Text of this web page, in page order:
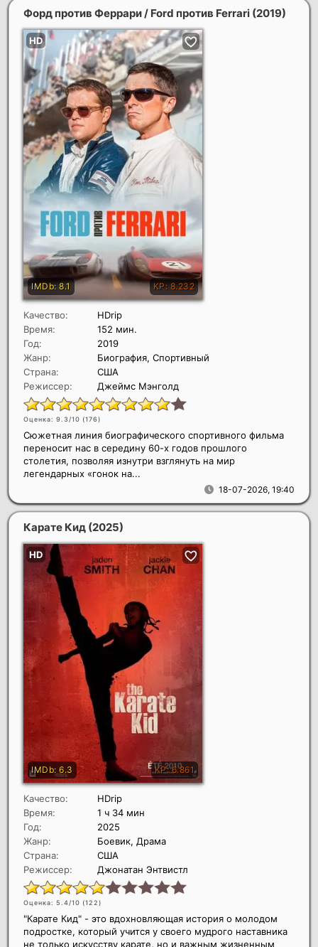
Форд против Феррари / Ford против Ferrari (2019)
Качество:
HDrip
Время:
152 мин.
Год:
2019
Жанр:
Биография, Спортивный
Страна:
США
Режиссер:
Джеймс Мэнголд
Оценка: 9.3/10 (176)
18-07-2026, 19:40
Сюжетная линия биографического спортивного фильма
переносит нас в середину 60-х годов прошлого
столетия, позволяя изнутри взглянуть на мир
легендарных «гонок на...
Карате Кид (2025)
Качество:
HDrip
Время:
1 ч 34 мин
Год:
2025
Жанр:
Боевик, Драма
Страна:
США
Режиссер:
Джонатан Энтвистл
Оценка: 5.4/10 (122)
"Карате Кид" - это вдохновляющая история о молодом
подростке, который учится у своего мудрого наставника
не только искусству карате, но и важным жизненным